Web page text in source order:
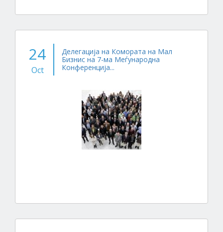
24
Oct
Делегација на Комората на Мал
Бизнис на 7-ма Меѓународна
Конференција...